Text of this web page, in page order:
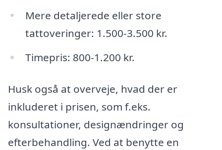
Mere detaljerede eller store
tattoveringer: 1.500-3.500 kr.
Timepris: 800-1.200 kr.
Husk også at overveje, hvad der er
inkluderet i prisen, som f.eks.
konsultationer, designændringer og
efterbehandling. Ved at benytte en